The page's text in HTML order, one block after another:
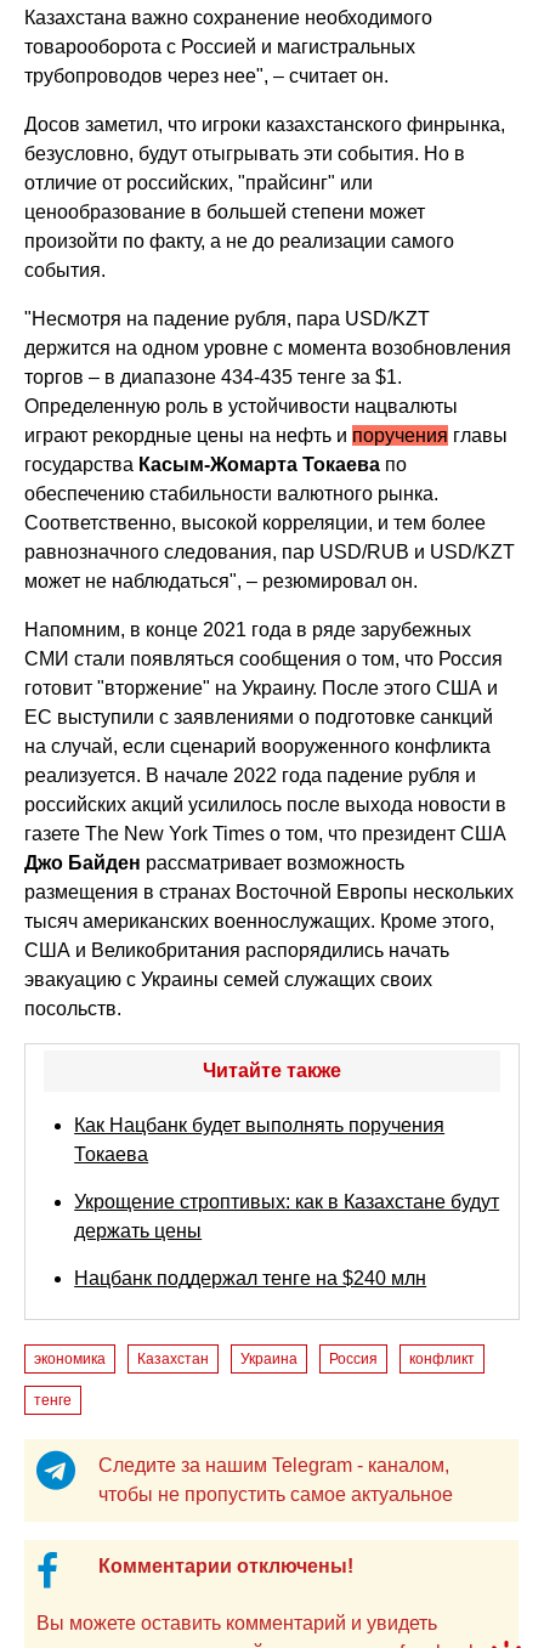
Казахстана важно сохранение необходимого
товарооборота с Россией и магистральных
трубопроводов через нее", – считает он.
Досов заметил, что игроки казахстанского финрынка,
безусловно, будут отыгрывать эти события. Но в
отличие от российских, "прайсинг" или
ценообразование в большей степени может
произойти по факту, а не до реализации самого
события.
"Несмотря на падение рубля, пара USD/KZT
держится на одном уровне с момента возобновления
торгов – в диапазоне 434-435 тенге за $1.
Определенную роль в устойчивости нацвалюты
играют рекордные цены на нефть и поручения главы
государства Касым-Жомарта Токаева по
обеспечению стабильности валютного рынка.
Соответственно, высокой корреляции, и тем более
равнозначного следования, пар USD/RUB и USD/KZT
может не наблюдаться", – резюмировал он.
Напомним, в конце 2021 года в ряде зарубежных
СМИ стали появляться сообщения о том, что Россия
готовит "вторжение" на Украину. После этого США и
ЕС выступили с заявлениями о подготовке санкций
на случай, если сценарий вооруженного конфликта
реализуется. В начале 2022 года падение рубля и
российских акций усилилось после выхода новости в
газете The New York Times о том, что президент США
Джо Байден рассматривает возможность
размещения в странах Восточной Европы нескольких
тысяч американских военнослужащих. Кроме этого,
США и Великобритания распорядились начать
эвакуацию с Украины семей служащих своих
посольств.
Читайте также
Как Нацбанк будет выполнять поручения
Токаева
Укрощение строптивых: как в Казахстане будут
держать цены
Нацбанк поддержал тенге на $240 млн
экономика Казахстан Украина Россия конфликт
тенге
Следите за нашим Telegram - каналом,
чтобы не пропустить самое актуальное
Комментарии отключены!
Вы можете оставить комментарий и увидеть